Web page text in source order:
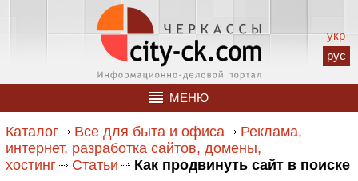
укр
рус
МЕНЮ
Каталог Все для быта и офиса
Реклама,
интернет, разработка сайтов, домены,
хостинг
Статьи Как продвинуть сайт в поиске